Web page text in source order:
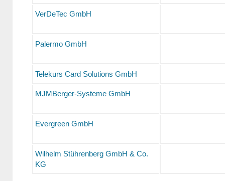
VerDeTec GmbH
Palermo GmbH
Telekurs Card Solutions GmbH
MJMBerger-Systeme GmbH
Evergreen GmbH
Wilhelm Stührenberg GmbH & Co.
KG